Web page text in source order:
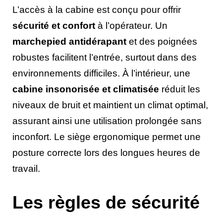
L’accès à la cabine est conçu pour offrir
sécurité et confort à l’opérateur. Un
marchepied antidérapant et des poignées
robustes facilitent l’entrée, surtout dans des
environnements difficiles. À l’intérieur, une
cabine insonorisée et climatisée réduit les
niveaux de bruit et maintient un climat optimal,
assurant ainsi une utilisation prolongée sans
inconfort. Le siège ergonomique permet une
posture correcte lors des longues heures de
travail.
Les règles de sécurité